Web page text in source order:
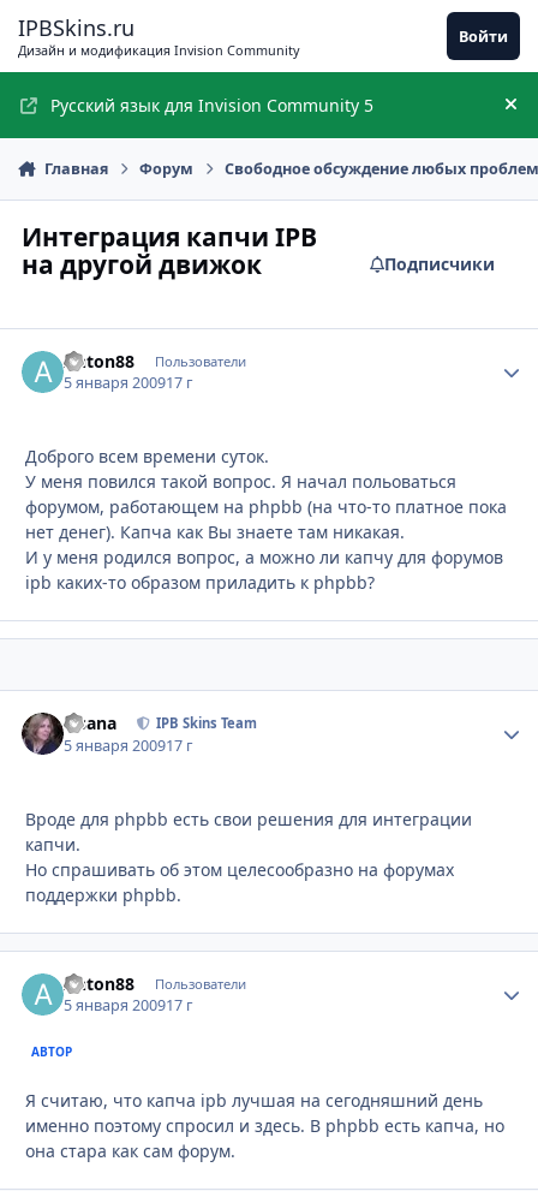
IPBSkins.ru
Дизайн и модификация Invision Community
Войти
Русский язык для Invision Community 5
Главная Форум Свободное обсуждение любых
Интеграция капчи IPB
на другой движок
Подписчики
Anton88 Пользователи
5 января 200917 г
Доброго всем времени суток.
У меня повился такой вопрос. Я начал польоваться
форумом, работающем на phpbb (на что-то платное пока
нет денег). Капча как Вы знаете там никакая.
И у меня родился вопрос, а можно ли капчу для форумов
ipb каких-то образом приладить к phpbb?
Fisana IPB Skins Team
5 января 200917 г
Вроде для phpbb есть свои решения для интеграции
капчи.
Но спрашивать об этом целесообразно на форумах
поддержки phpbb.
Anton88 Пользователи
5 января 200917 г
АВТОР
Я считаю, что капча ipb лучшая на сегодняшний день
именно поэтому спросил и здесь. В phpbb есть капча, но
она стара как сам форум.